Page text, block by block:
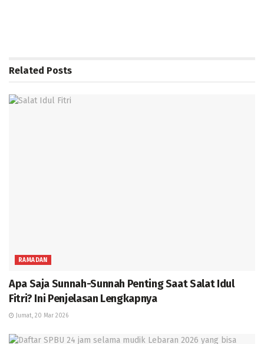
Related Posts
RAMADAN
Apa Saja Sunnah-Sunnah Penting Saat Salat Idul
Fitri? Ini Penjelasan Lengkapnya
Jumat, 20 Mar 2026